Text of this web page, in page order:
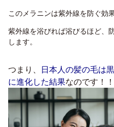
このメラニンは紫外線を防ぐ効
紫外線を浴びれば浴びるほど 、
します。
つまり、 日本人の髪の毛は
に進化した結果なのです！！